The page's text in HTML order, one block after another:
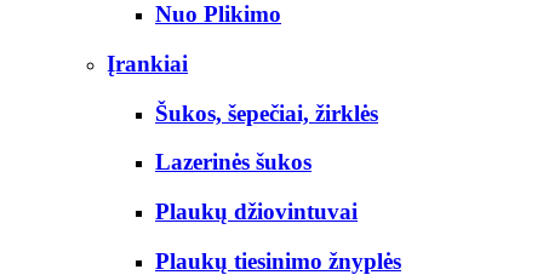
Nuo Plikimo
Įrankiai
Šukos, šepečiai, žirklės
Lazerinės šukos
Plaukų džiovintuvai
Plaukų tiesinimo žnyplės